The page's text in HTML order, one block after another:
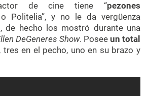
de cine tiene “pezones
o Politelia”, y no le da vergüenza
de hecho los mostró durante una
DeGeneres Show. Posee un total
, tres en el pecho, uno en su brazo y